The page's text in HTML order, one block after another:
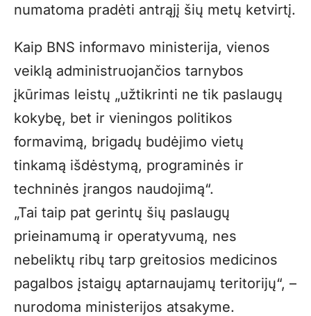
numatoma pradėti antrąjį šių metų ketvirtį.
Kaip BNS informavo ministerija, vienos
veiklą administruojančios tarnybos
įkūrimas leistų „užtikrinti ne tik paslaugų
kokybę, bet ir vieningos politikos
formavimą, brigadų budėjimo vietų
tinkamą išdėstymą, programinės ir
techninės įrangos naudojimą“.
„Tai taip pat gerintų šių paslaugų
prieinamumą ir operatyvumą, nes
nebeliktų ribų tarp greitosios medicinos
pagalbos įstaigų aptarnaujamų teritorijų“, –
nurodoma ministerijos atsakyme.